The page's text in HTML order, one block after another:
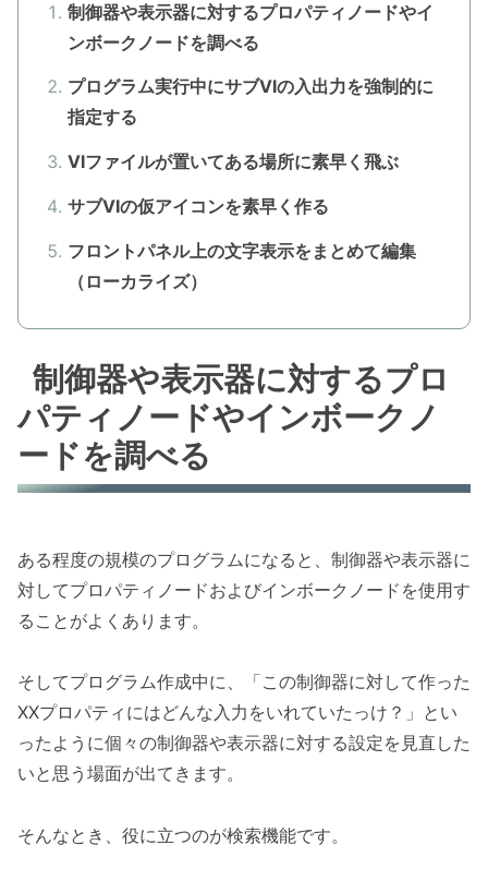
制御器や表示器に対するプロパティノードやイ
ンボークノードを調べる
プログラム実行中にサブVIの入出力を強制的に
指定する
VIファイルが置いてある場所に素早く飛ぶ
サブVIの仮アイコンを素早く作る
フロントパネル上の文字表示をまとめて編集
（ローカライズ）
制御器や表示器に対するプロ
パティノードやインボークノ
ードを調べる
ある程度の規模のプログラムになると、制御器や表示器に
対してプロパティノードおよびインボークノードを使用す
ることがよくあります。
そしてプログラム作成中に、「この制御器に対して作った
XXプロパティにはどんな入力をいれていたっけ？」とい
ったように個々の制御器や表示器に対する設定を見直した
いと思う場面が出てきます。
そんなとき、役に立つのが検索機能です。